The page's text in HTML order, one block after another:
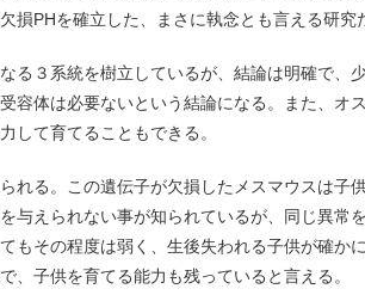
損PHを確立した、まさに執念とも言える研究
る３系統を樹立しているが、結論は明確で、
容体は必要ないという結論になる。また、オ
して育てることもできる。
れる。この遺伝子が欠損したメスマウスは子
与えられない事が知られているが、同じ異常
もその程度は弱く、生後失われる子供が確か
、子供を育てる能力も残っていると言える。